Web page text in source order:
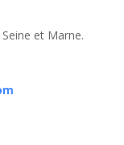
et Marne.